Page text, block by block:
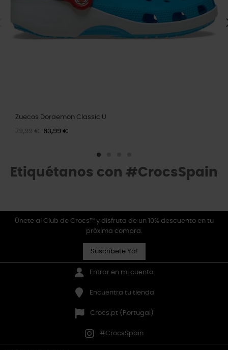
Zuecos Doraemon Classic U
79,99 € 63,99 €
Etiquétanos con #CrocsSpain
Únete al Club de Crocs™ y disfruta de un 10% descuento en tu
próxima compra.
Suscríbete Ya!
Entrar en mi cuenta
Encuentra tu tienda
Crocs.pt (Portugal)
#CrocsSpain